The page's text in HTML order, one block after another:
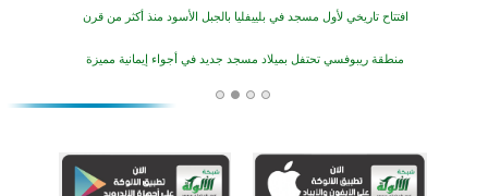
افتتاح تاريخي لأول مسجد في بلييفليا بالجبل الأسود منذ أكثر من قرن
منطقة ريبوفسي تحتفل بميلاد مسجد جديد في أجواء إيمانية مميزة
أكبر مشروع إسلامي في ريف أستراليا يفتتح أبوابه بعد سنوات من العمل والعطاء
اختتام الدورة التاسعة لمسابقة حفظ وتلاوة القرآن الكريم في أزناكاييف